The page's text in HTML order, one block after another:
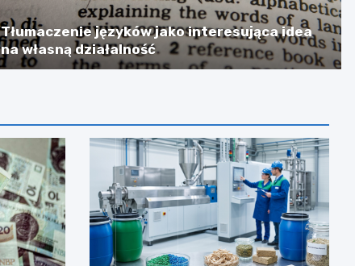
Tłumaczenie języków jako interesująca idea
na własną działalność